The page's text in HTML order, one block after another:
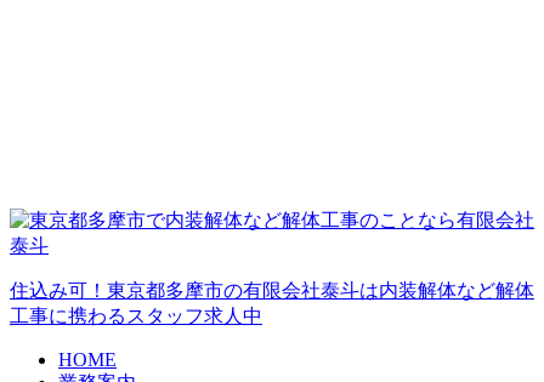
住込み可！東京都多摩市の有限会社泰斗は内装解体など解体
工事に携わるスタッフ求人中
HOME